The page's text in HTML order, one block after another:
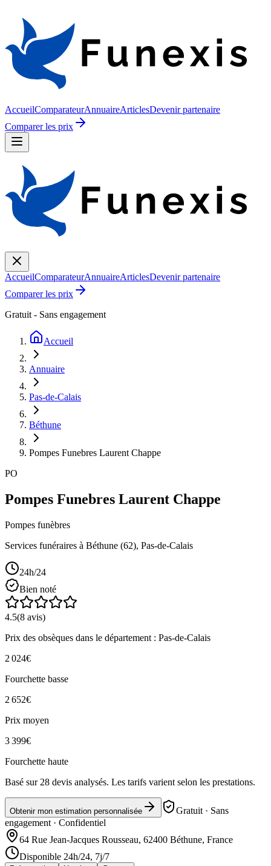
AccueilComparateurAnnuaireArticlesDevenir partenaire
Comparer les prix
AccueilComparateurAnnuaireArticlesDevenir partenaire
Comparer les prix
Gratuit - Sans engagement
Accueil
Annuaire
Pas-de-Calais
Béthune
Pompes Funebres Laurent Chappe
PO
Pompes Funebres Laurent Chappe
Pompes funèbres
Services funéraires à Béthune (62), Pas-de-Calais
24h/24
Bien noté
4.5(8 avis)
Prix des obsèques dans le département : Pas-de-Calais
2 024€
Fourchette basse
2 652€
Prix moyen
3 399€
Fourchette haute
Basé sur 28 devis analysés. Les tarifs varient selon les prestations.
Obtenir mon estimation personnalisée
Gratuit · Sans
engagement · Confidentiel
64 Rue Jean-Jacques Rousseau, 62400 Béthune, France
Disponible 24h/24, 7j/7